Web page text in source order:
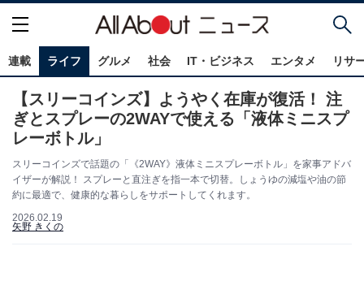
連載 ライフ グルメ 社会 IT・ビジネス エンタメ リサ
【スリーコインズ】ようやく在庫が復活！ 注
ぎとスプレーの2WAYで使える「液体ミニスプ
レーボトル」
スリーコインズで話題の「《2WAY》液体ミニスプレーボトル」を家事アドバ
イザーが解説！ スプレーと直注ぎを指一本で切替。しょうゆの減塩や油の節
約に最適で、健康的な暮らしをサポートしてくれます。
2026.02.19
矢野 きくの